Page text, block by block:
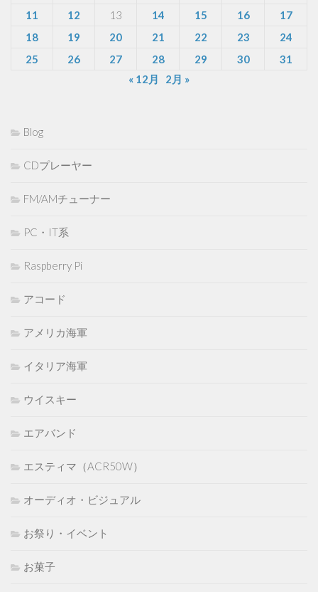
11
12 13 14 15 16
17
18
19 20 21 22 23
24
25
26 27 28 29 30
31
« 12月
2月 »
Blog
CDプレーヤー
FM/AMチューナー
PC・IT系
Raspberry Pi
アコード
アメリカ海軍
イタリア海軍
ウイスキー
エアバンド
エスティマ（ACR50W）
オーディオ・ビジュアル
お祭り・イベント
お菓子